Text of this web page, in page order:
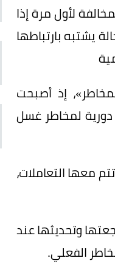
عند المخالفة لأول مرة إذا
أي حالة يشتبه بارتباطها
إذ أصبحت
دورية لمخاطر غسل
معها التعاملات،
وتحديثها عند
الفعلي.